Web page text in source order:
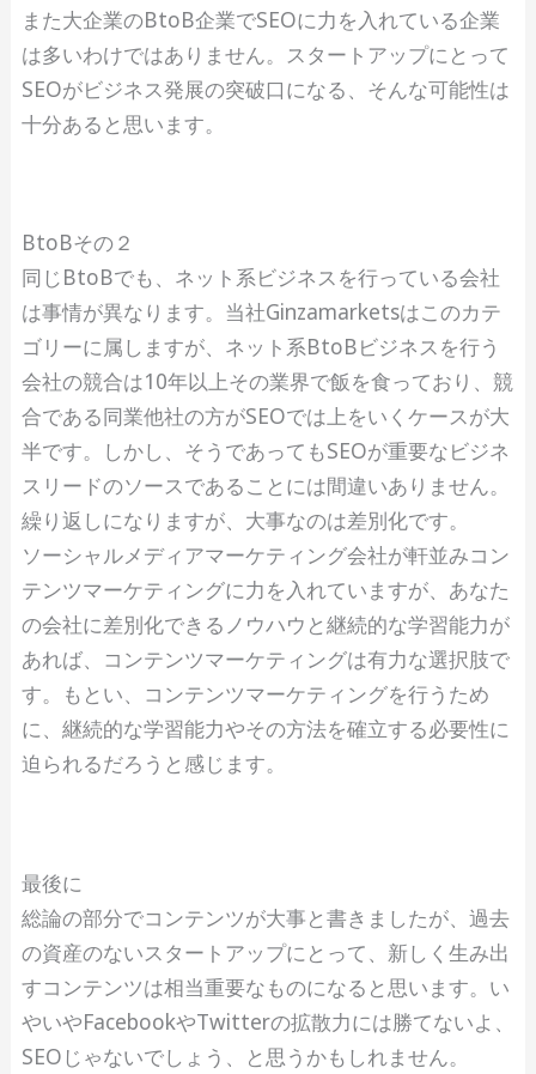
また大企業のBtoB企業でSEOに力を入れている企業
は多いわけではありません。スタートアップにとって
SEOがビジネス発展の突破口になる、そんな可能性は
十分あると思います。
BtoBその２
同じBtoBでも、ネット系ビジネスを行っている会社
は事情が異なります。当社Ginzamarketsはこのカテ
ゴリーに属しますが、ネット系BtoBビジネスを行う
会社の競合は10年以上その業界で飯を食っており、競
合である同業他社の方がSEOでは上をいくケースが大
半です。しかし、そうであってもSEOが重要なビジネ
スリードのソースであることには間違いありません。
繰り返しになりますが、大事なのは差別化です。
ソーシャルメディアマーケティング会社が軒並みコン
テンツマーケティングに力を入れていますが、あなた
の会社に差別化できるノウハウと継続的な学習能力が
あれば、コンテンツマーケティングは有力な選択肢で
す。もとい、コンテンツマーケティングを行うため
に、継続的な学習能力やその方法を確立する必要性に
迫られるだろうと感じます。
最後に
総論の部分でコンテンツが大事と書きましたが、過去
の資産のないスタートアップにとって、新しく生み出
すコンテンツは相当重要なものになると思います。い
やいやFacebookやTwitterの拡散力には勝てないよ、
SEOじゃないでしょう、と思うかもしれません。